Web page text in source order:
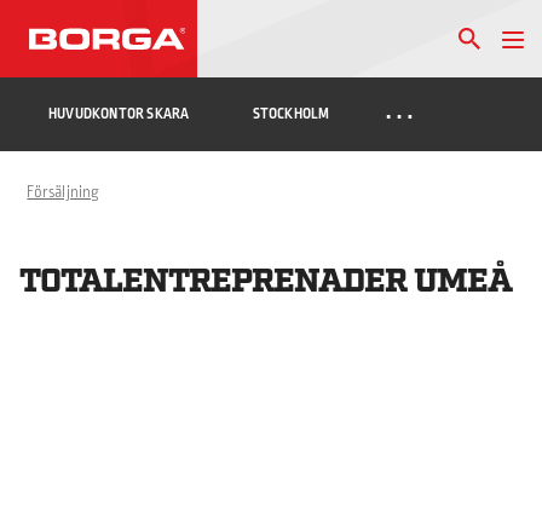
HUVUDKONTOR SKARA STOCKHOLM …
Försäljning
TOTALENTREPRENADER UMEÅ